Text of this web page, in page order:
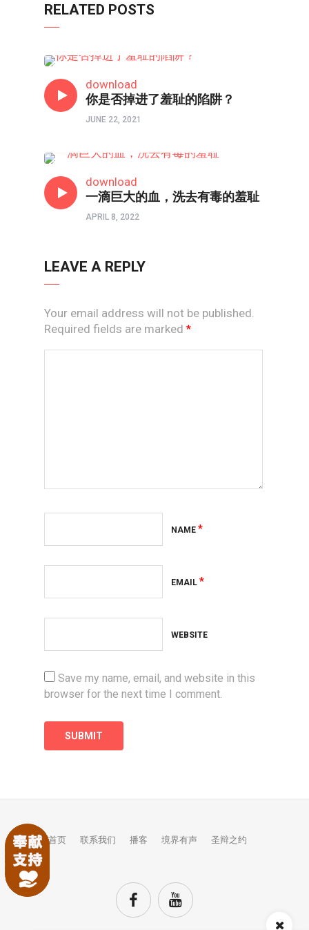
RELATED POSTS
download
你是否掉进了羞耻的陷阱？
JUNE 22, 2021
download
一滴巨大的血，洗去有毒的羞耻
APRIL 8, 2022
LEAVE A REPLY
Your email address will not be published.
Required fields are marked *
NAME *
EMAIL *
WEBSITE
Save my name, email, and website in this
browser for the next time I comment.
首页 联系我们 播客 境界有声 圣辩之约